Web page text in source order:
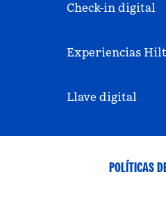
Check-in digital
Experiencias
Llave digital
POLÍTICAS